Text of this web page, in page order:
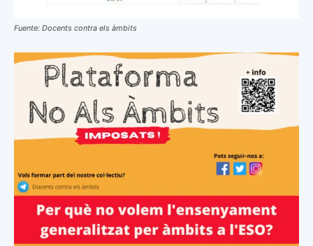
Fuente: Docents contra els àmbits